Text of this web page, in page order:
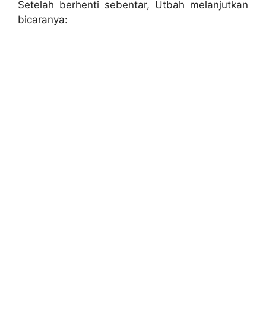
Setelah berhenti sebentar, Utbah melanjutkan
bicaranya: